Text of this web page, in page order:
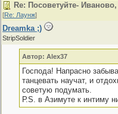
Re: Посоветуйте-
[Re: Лаунж]
Dreamka ;)
StripSoldier
Автор: Alex37
Господа! Напрасно
танцевать научат, и
советую подумать.
Р.S. в Азимуте к интиму